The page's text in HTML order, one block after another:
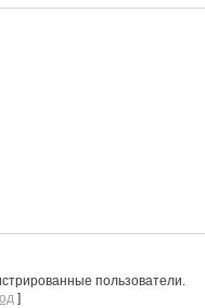
пользователи.
]